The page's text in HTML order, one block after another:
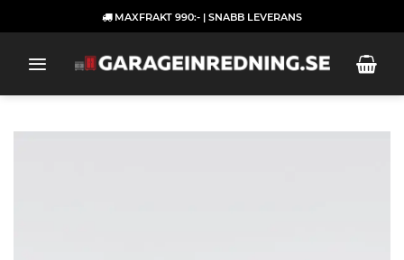
to
MAXFRAKT 990:- | SNABB LEVERANS